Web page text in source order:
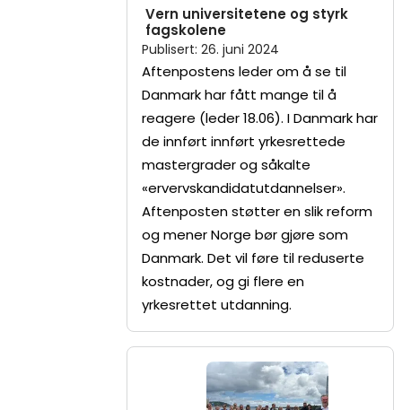
Vern universitetene og styrk
fagskolene
Publisert: 26. juni 2024
Aftenpostens leder om å se til
Danmark har fått mange til å
reagere (leder 18.06). I Danmark har
de innført innført yrkesrettede
mastergrader og såkalte
«ervervskandidatutdannelser».
Aftenposten støtter en slik reform
og mener Norge bør gjøre som
Danmark. Det vil føre til reduserte
kostnader, og gi flere en
yrkesrettet utdanning.